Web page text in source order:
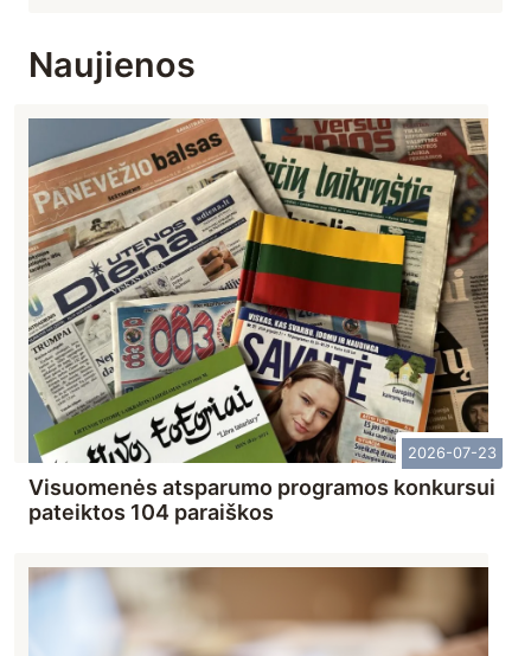
Naujienos
2026-07-23
Visuomenės atsparumo programos konkursui
pateiktos 104 paraiškos